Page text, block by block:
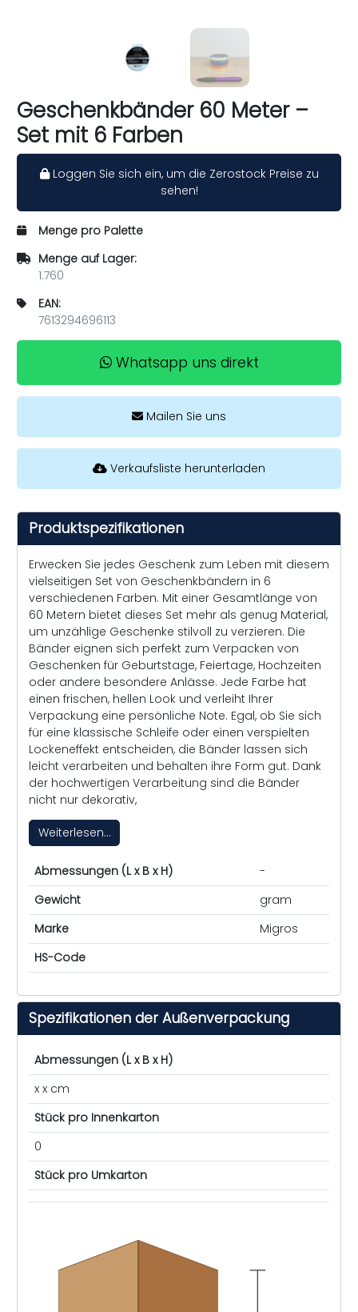
Geschenkbänder 60 Meter –
Set mit 6 Farben
Loggen Sie sich ein, um die Zerostock Preise zu
sehen!
Menge pro Palette
Menge auf Lager:
1.760
EAN:
7613294696113
Whatsapp uns direkt
Mailen Sie uns
Verkaufsliste herunterladen
Produktspezifikationen
Erwecken Sie jedes Geschenk zum Leben mit diesem
vielseitigen Set von Geschenkbändern in 6
verschiedenen Farben. Mit einer Gesamtlänge von
60 Metern bietet dieses Set mehr als genug Material,
um unzählige Geschenke stilvoll zu verzieren. Die
Bänder eignen sich perfekt zum Verpacken von
Geschenken für Geburtstage, Feiertage, Hochzeiten
oder andere besondere Anlässe. Jede Farbe hat
einen frischen, hellen Look und verleiht Ihrer
Verpackung eine persönliche Note. Egal, ob Sie sich
für eine klassische Schleife oder einen verspielten
Lockeneffekt entscheiden, die Bänder lassen sich
leicht verarbeiten und behalten ihre Form gut. Dank
der hochwertigen Verarbeitung sind die Bänder
nicht nur dekorativ,
Weiterlesen...
Abmessungen (L x B x H)
-
Gewicht
gram
Marke
Migros
HS-Code
Spezifikationen der Außenverpackung
Abmessungen (L x B x H)
x x cm
Stück pro Innenkarton
0
Stück pro Umkarton